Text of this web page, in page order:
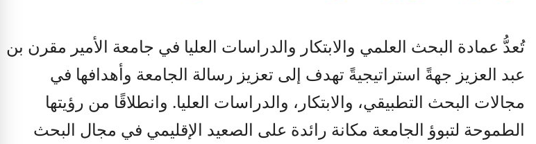
تُعدُّ عمادة البحث العلمي والابتكار والدراسات العليا في جامعة الأمير مقرن بن
عبد العزيز جهةً استراتيجيةً تهدف إلى تعزيز رسالة الجامعة وأهدافها في
مجالات البحث التطبيقي، والابتكار، والدراسات العليا. وانطلاقًا من رؤيتها
الطموحة لتبوؤ الجامعة مكانة رائدة على الصعيد الإقليمي في مجال البحث